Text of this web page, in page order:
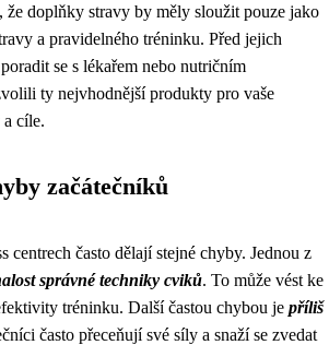
že doplňky stravy by měly sloužit pouze jako
a pravidelného tréninku. Před jejich
se s lékařem nebo nutričním
ty nejvhodnější produkty pro vaše
cíle.
začátečníků
centrech často dělají stejné chyby. Jednou z
správné techniky cviků. To může vést ke
tréninku. Další častou chybou je příliš
často přeceňují své síly a snaží se zvedat